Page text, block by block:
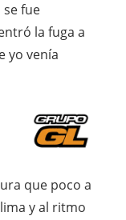
fue
la fuga a
yo venía
que poco a
y al ritmo